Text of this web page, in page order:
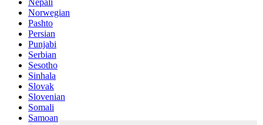
Nepali
Norwegian
Pashto
Persian
Punjabi
Serbian
Sesotho
Sinhala
Slovak
Slovenian
Somali
Samoan